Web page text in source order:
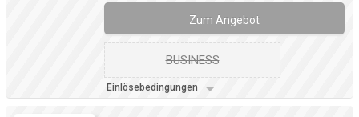
Zum Angebot
BUSINESS
Einlösebedingungen